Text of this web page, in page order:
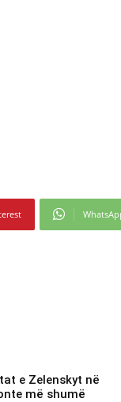
e Zelenskyt në
më shumë